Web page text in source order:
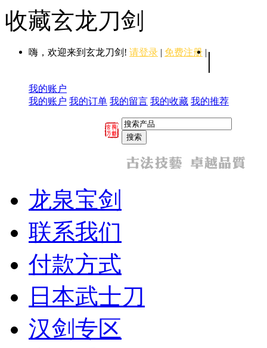
收藏玄龙刀剑
嗨，欢迎来到玄龙刀剑! 请登录 | 免费注册 | |
我的账户
我的账户 我的订单 我的留言 我的收藏 我的推荐
龙泉宝剑
联系我们
付款方式
日本武士刀
汉剑专区